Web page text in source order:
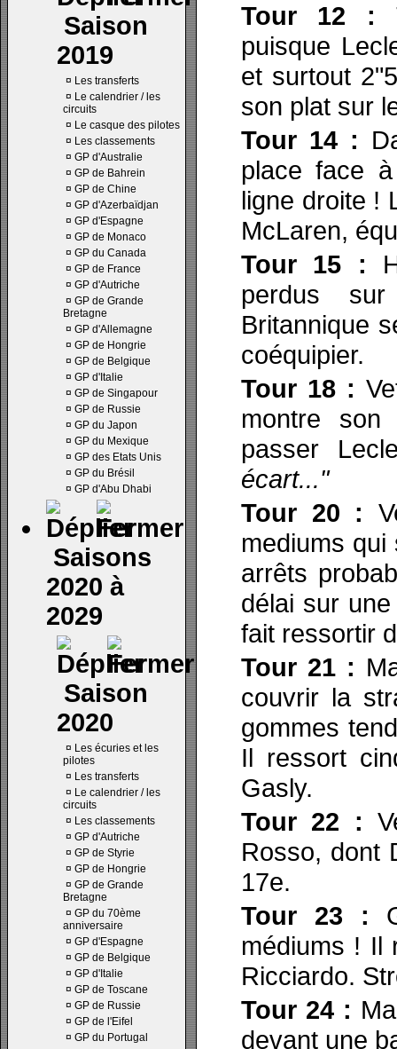
Saison
2019
¤ Les transferts
¤ Le calendrier / les
circuits
¤ Le casque des pilotes
¤ Les classements
¤ GP d'Australie
¤ GP de Bahrein
¤ GP de Chine
¤ GP d'Azerbaïdjan
¤ GP d'Espagne
¤ GP de Monaco
¤ GP du Canada
¤ GP de France
¤ GP d'Autriche
¤ GP de Grande
Bretagne
¤ GP d'Allemagne
¤ GP de Hongrie
¤ GP de Belgique
¤ GP d'Italie
¤ GP de Singapour
¤ GP de Russie
¤ GP du Japon
¤ GP du Mexique
¤ GP des Etats Unis
¤ GP du Brésil
¤ GP d'Abu Dhabi
Saisons
2020 à
2029
Saison
2020
¤ Les écuries et les
pilotes
¤ Les transferts
¤ Le calendrier / les
circuits
¤ Les classements
¤ GP d'Autriche
¤ GP de Styrie
¤ GP de Hongrie
¤ GP de Grande
Bretagne
¤ GP du 70ème
anniversaire
¤ GP d'Espagne
¤ GP de Belgique
¤ GP d'Italie
¤ GP de Toscane
¤ GP de Russie
¤ GP de l'Eifel
¤ GP du Portugal
Tour 12 :
puisque
et surtout
son plat sur
Tour 14 :
place face
ligne droite !
McLaren,
Tour 15 :
perdus
Britannique
coéquipier.
Tour 18 :
montre
passer
écart..."
Tour 20 :
mediums
arrêts
délai sur
fait ressortir
Tour 21 :
couvrir la
gommes
Il ressort
Gasly.
Tour 22 :
Rosso, dont
17e.
Tour 23 :
médiums ! Il
Ricciardo.
Tour 24 :
devant une